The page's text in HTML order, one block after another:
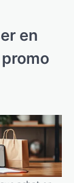
en